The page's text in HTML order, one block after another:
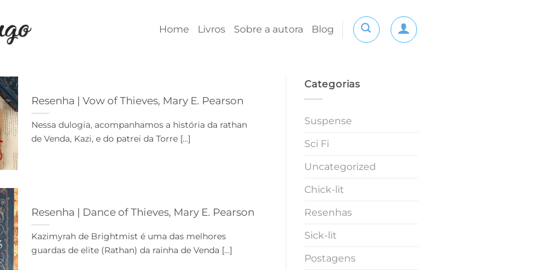
Home Livros Sobre a autora Blog
Resenha | Vow of Thieves, Mary E. Pearson
Nessa dulogia, acompanhamos a história da rathan
de Venda, Kazi, e do patrei da Torre [...]
Resenha | Dance of Thieves, Mary E. Pearson
Kazimyrah de Brightmist é uma das melhores
guardas de elite (Rathan) da rainha de Venda [...]
Categorias
Suspense
Sci Fi
Uncategorized
Chick-lit
Resenhas
Sick-lit
Postagens